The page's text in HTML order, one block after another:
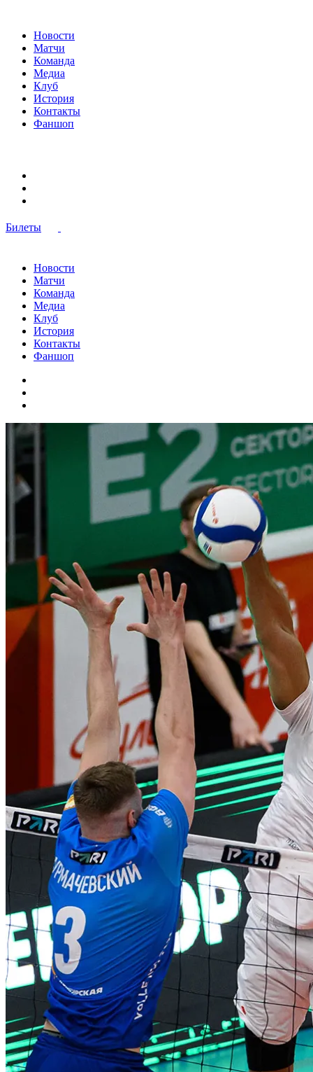
Новости
Матчи
Команда
Медиа
Клуб
История
Контакты
Фаншоп
Билеты
Новости
Матчи
Команда
Медиа
Клуб
История
Контакты
Фаншоп